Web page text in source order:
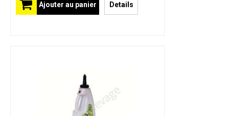
Ajouter au panier Details